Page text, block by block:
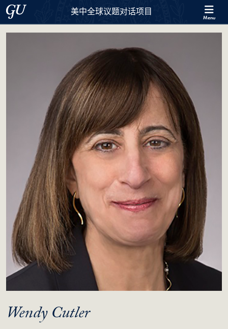
Skip to 美中全球议题对话项目 Full Site Menu
Skip to main content
Georgetown University美中全球议题对话项目 Menu
Wendy Cutler